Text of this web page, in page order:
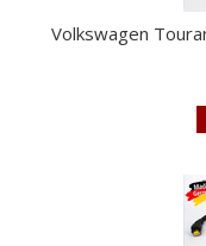
Volkswagen